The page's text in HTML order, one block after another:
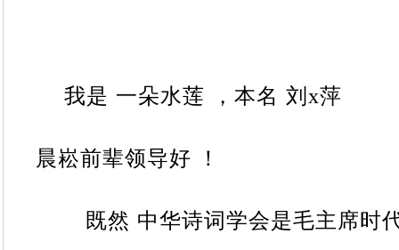
我是 一朵水莲 ， 本名 刘 x萍
晨崧前辈领导好 ！
既然 中华诗词学会是毛主席时